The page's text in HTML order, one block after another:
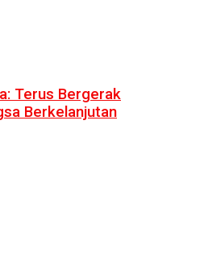
Terus Bergerak
Berkelanjutan